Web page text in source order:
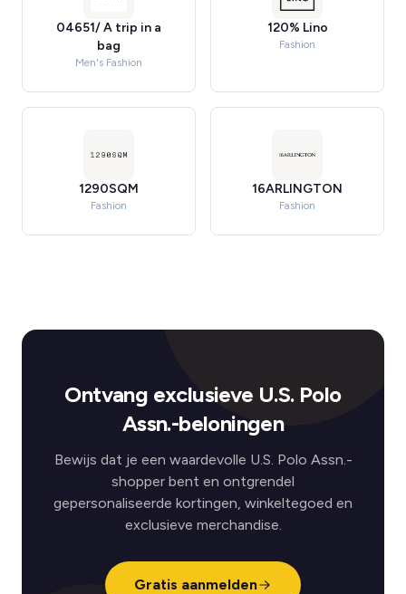
04651/ A trip in a
bag
Men's Fashion
120% Lino
Fashion
1290SQM
Fashion
16ARLINGTON
Fashion
Ontvang exclusieve U.S. Polo
Assn.-beloningen
Bewijs dat je een waardevolle U.S. Polo Assn.-
shopper bent en ontgrendel
gepersonaliseerde kortingen, winkeltegoed en
exclusieve merchandise.
Gratis aanmelden